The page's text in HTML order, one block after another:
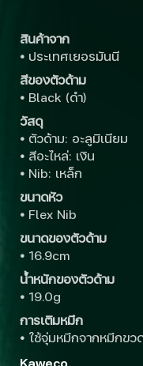
สินค้าจาก
• ประเทศเยอรมันนี
สีของตัวด้าม
• Black (ดำ)
วัสดุ
• ตัวด้าม: อะลูมิเนียม
• สีอะไหล่: เงิน
• Nib: เหล็ก
ขนาดหัว
• Flex Nib
ขนาดของตัวด้าม
• 16.9cm
น้ำหนักของตัวด้าม
• 19.0g
การเติมหมึก
• ใช้จุ่มหมึกจากหมึกขว